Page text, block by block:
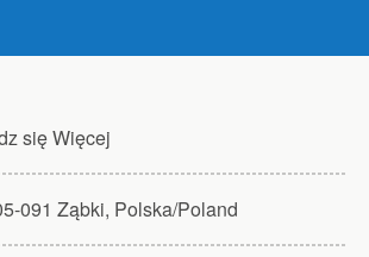
się Więcej
091 Ząbki, Polska/Poland